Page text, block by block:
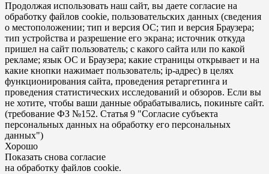
Продолжая использовать наш сайт, вы даете согласие на
обработку файлов cookie, пользовательских данных (сведения
о местоположении; тип и версия ОС; тип и версия Браузера;
тип устройства и разрешение его экрана; источник откуда
пришел на сайт пользователь; с какого сайта или по какой
рекламе; язык ОС и Браузера; какие страницы открывает и на
какие кнопки нажимает пользователь; ip-адрес) в целях
функционирования сайта, проведения ретаргетинга и
проведения статистических исследований и обзоров. Если вы
не хотите, чтобы ваши данные обрабатывались, покиньте сайт.
(требование ФЗ №152. Статья 9 "Согласие субъекта
персональных данных на обработку его персональных
данных")
Хорошо
Показать снова согласие
на обработку файлов cookie.